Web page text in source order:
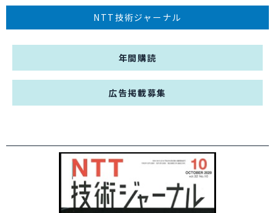
NTT技術ジャーナル
年間購読
広告掲載募集